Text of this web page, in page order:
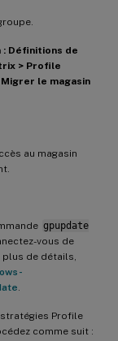
Définitions de
> Profile
Migrer le magasin
au magasin
gpupdate
vous de
de détails,
Profile
comme suit :